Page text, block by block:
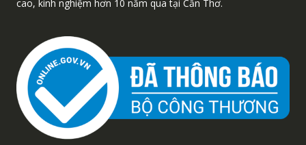
cao, kinh nghiệm hơn 10 năm qua tại Cần Thơ.